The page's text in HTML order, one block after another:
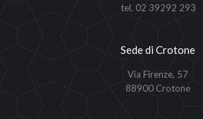
tel. 02 39292 293
Sede di Crotone
Via Firenze, 57
88900 Crotone